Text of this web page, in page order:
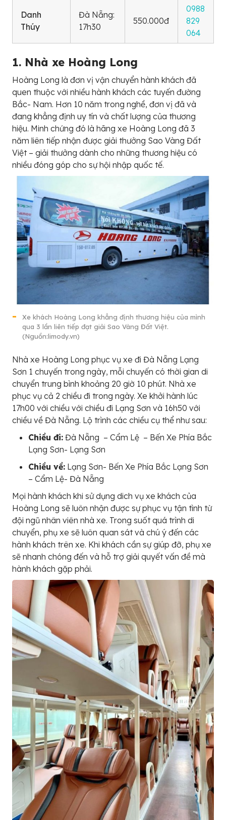
Danh
Thúy
Đà Nẵng:
17h30
550.000đ
0988
829
064
1. Nhà xe Hoàng Long
Hoàng Long là đơn vị vận chuyển hành khách đã
quen thuộc với nhiều hành khách các tuyến đường
Bắc- Nam. Hơn 10 năm trong nghề, đơn vị đã và
đang khẳng định uy tín và chất lượng của thương
hiệu. Minh chứng đó là hãng xe Hoàng Long đã 3
năm liên tiếp nhận được giải thưởng Sao Vàng Đất
Việt – giải thưởng dành cho những thương hiệu có
nhiều đóng góp cho sự hội nhập quốc tế.
Xe khách Hoàng Long khẳng định thương hiệu của mình
qua 3 lần liên tiếp đạt giải Sao Vàng Đất Việt.
(Nguồn:limody.vn)
Nhà xe Hoàng Long phục vụ xe đi Đà Nẵng Lạng
Sơn 1 chuyến trong ngày, mỗi chuyến có thời gian di
chuyển trung bình khoảng 20 giờ 10 phút. Nhà xe
phục vụ cả 2 chiều đi trong ngày. Xe khởi hành lúc
17h00 với chiều với chiều đi Lạng Sơn và 16h50 với
chiều về Đà Nẵng. Lộ trình các chiều cụ thể như sau:
Chiều đi: Đà Nẵng – Cẩm Lệ – Bến Xe Phía Bắc
Lạng Sơn- Lạng Sơn
Chiều về: Lạng Sơn- Bến Xe Phía Bắc Lạng Sơn
– Cẩm Lệ- Đà Nẵng
Mọi hành khách khi sử dụng dich vụ xe khách của
Hoàng Long sẽ luôn nhận được sự phục vụ tận tình từ
đội ngũ nhân viên nhà xe. Trong suốt quá trình di
chuyển, phụ xe sẽ luôn quan sát và chú ý đến các
hành khách trên xe. Khi khách cần sự giúp đỡ, phụ xe
sẽ nhanh chóng đến và hỗ trợ giải quyết vấn đề mà
hành khách gặp phải.